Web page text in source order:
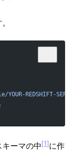
REDSHIFT-
ーマの中[1]に作